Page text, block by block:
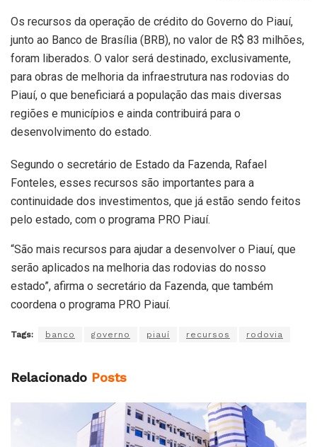
Os recursos da operação de crédito do Governo do Piauí,
junto ao Banco de Brasília (BRB), no valor de R$ 83 milhões,
foram liberados. O valor será destinado, exclusivamente,
para obras de melhoria da infraestrutura nas rodovias do
Piauí, o que beneficiará a população das mais diversas
regiões e municípios e ainda contribuirá para o
desenvolvimento do estado.
Segundo o secretário de Estado da Fazenda, Rafael
Fonteles, esses recursos são importantes para a
continuidade dos investimentos, que já estão sendo feitos
pelo estado, com o programa PRO Piauí.
“São mais recursos para ajudar a desenvolver o Piauí, que
serão aplicados na melhoria das rodovias do nosso
estado”, afirma o secretário da Fazenda, que também
coordena o programa PRO Piauí.
Tags: banco governo piauí recursos rodovia
Relacionado Posts